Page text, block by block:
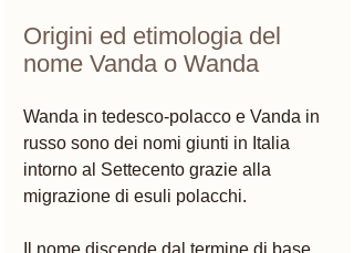
Origini ed etimologia del
nome Vanda o Wanda
Wanda in tedesco-polacco e Vanda in
russo sono dei nomi giunti in Italia
intorno al Settecento grazie alla
migrazione di esuli polacchi.
Il nome discende dal termine di base